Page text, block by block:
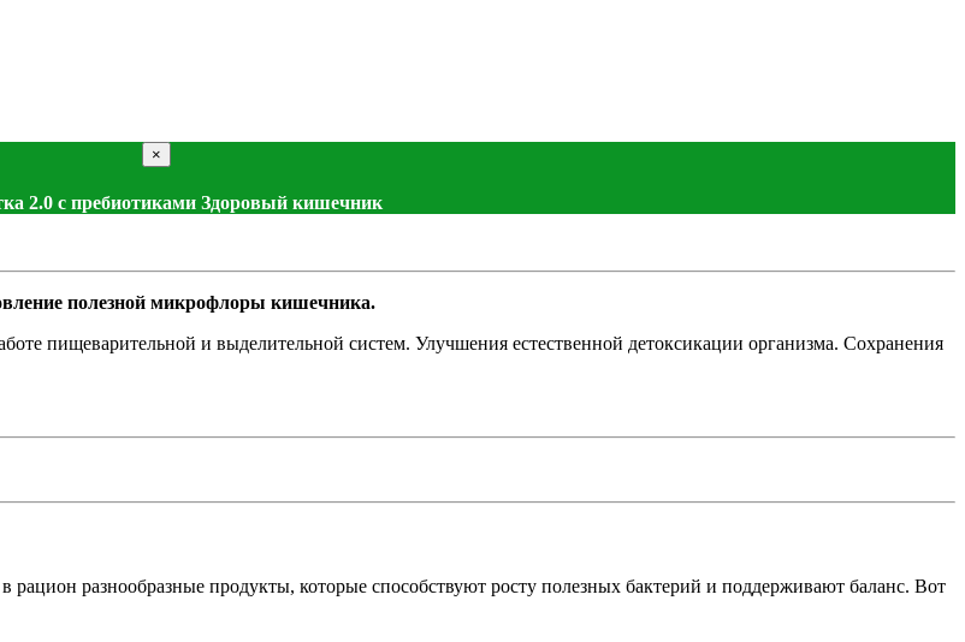
×
2.0 с пребиотиками Здоровый кишечник
полезной микрофлоры кишечника.
пищеварительной и выделительной систем. Улучшения естественной детоксикации организма. Сохранения
разнообразные продукты, которые способствуют росту полезных бактерий и поддерживают баланс. Вот